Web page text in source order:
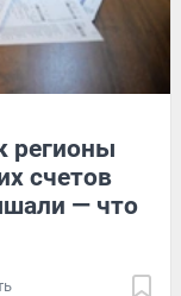
регионы
счетов
— что